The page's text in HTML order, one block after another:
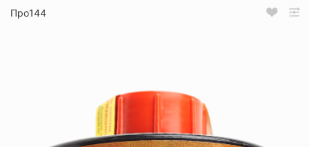
Про144